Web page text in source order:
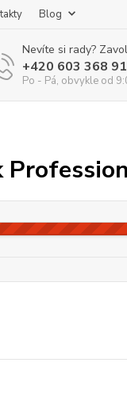
Blog
Nevíte si rady?
+420 603 368
Po - Pá, obvykle od